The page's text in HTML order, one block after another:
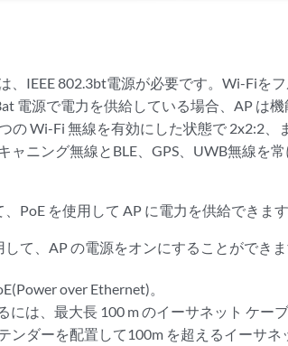
、IEEE 802.3bt電源が必要です。Wi-Fiを
電源で電力を供給している場合、AP は
の Wi-Fi 無線を有効にした状態で 2x2:2、
ャニング無線とBLE、GPS、UWB無線を
PoE を使用して AP に電力を供給できます
て、AP の電源をオンにすることができま
over Ethernet)。
には、最大長 100 m のイーサネット ケー
ンダーを配置して100m を超えるイーサネ